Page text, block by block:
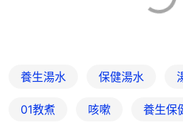
養生湯水 保健湯水
01教煮 咳嗽 養生保